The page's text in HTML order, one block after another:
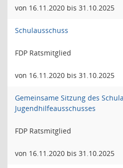
von 16.11.2020 bis 31.10.2025
Schulausschuss
FDP Ratsmitglied
von 16.11.2020 bis 31.10.2025
Gemeinsame Sitzung des
Jugendhilfeausschusses
FDP Ratsmitglied
von 16.11.2020 bis 31.10.2025